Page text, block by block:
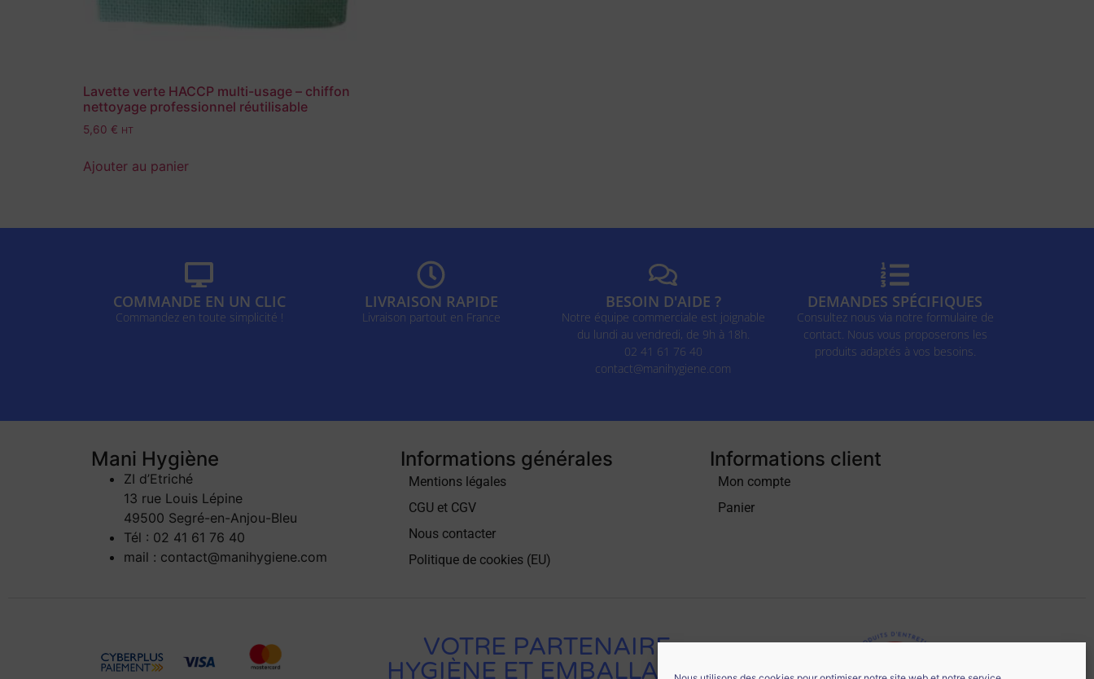
Lavette verte HACCP multi-usage – chiffon
nettoyage professionnel réutilisable
5,60 € HT
Ajouter au panier
COMMANDE EN UN CLIC
Commandez en toute simplicité !
LIVRAISON RAPIDE
Livraison partout en France
BESOIN D'AIDE ?
Notre équipe commerciale est joignable
du lundi au vendredi, de 9h à 18h.
02 41 61 76 40
contact@manihygiene.com
DEMANDES SPÉCIFIQUES
Consultez nous via notre formulaire de
contact. Nous vous proposerons les
produits adaptés à vos besoins.
Mani Hygiène
ZI d’Etriché
13 rue Louis Lépine
49500 Segré-en-Anjou-Bleu
Tél : 02 41 61 76 40
mail : contact@manihygiene.com
Informations générales
Mentions légales
CGU et CGV
Nous contacter
Politique de cookies (EU)
Informations client
Mon compte
Panier
VOTRE PARTENAIRE
HYGIÈNE ET EMBALLAGES